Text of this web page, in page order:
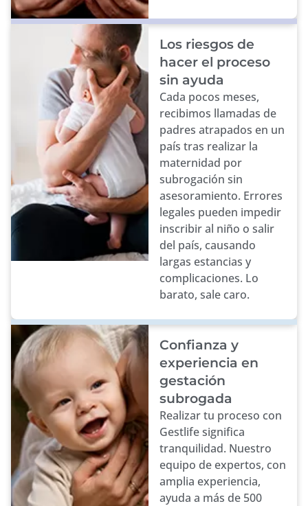
Los riesgos de
hacer el proceso
sin ayuda
Cada pocos meses,
recibimos llamadas de
padres atrapados en un
país tras realizar la
maternidad por
subrogación sin
asesoramiento. Errores
legales pueden impedir
inscribir al niño o salir
del país, causando
largas estancias y
complicaciones. Lo
barato, sale caro.
Confianza y
experiencia en
gestación
subrogada
Realizar tu proceso con
Gestlife significa
tranquilidad. Nuestro
equipo de expertos, con
amplia experiencia,
ayuda a más de 500